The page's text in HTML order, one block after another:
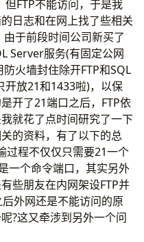
FTP不能访问，于是我
日志和在网上找了些相关
于前段时间公司新买了
Server服务(有固定公网
火墙封住除开FTP和SQL
放21和1433啦)，以保
开了21端口之后，FTP依
就花了点时间研究了一下
的资料，有了以下的总
程不仅仅只需要21一个
一个命令端口，其实另外
些朋友在内网架设FTP并
外网还是不能访问的原
?这又牵涉到另外一个问